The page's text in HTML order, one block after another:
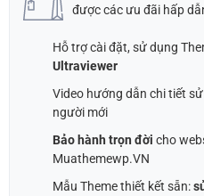
được các ưu đãi hấp
Hỗ trợ cài đặt, sử dụng
Ultraviewer
Video hướng dẫn chi tiết
người mới
Bảo hành trọn đời cho
Muathemewp.VN
Mẫu Theme thiết kết sẵn: